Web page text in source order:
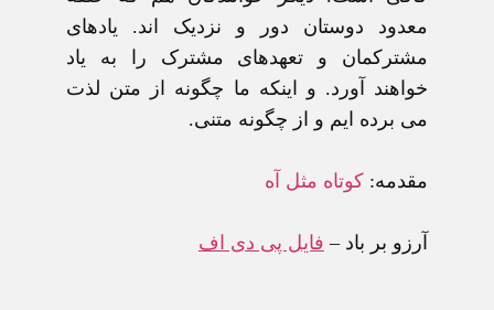
معدود دوستان دور و نزديک اند. يادهای
مشترکمان و تعهدهای مشترک را به ياد
خواهند آورد. و اينکه ما چگونه از متن لذت
می برده ايم و از چگونه متنی.
مقدمه: کوتاه مثل آه
آرزو بر باد – فايل پی دی اف